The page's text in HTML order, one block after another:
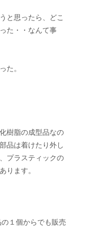
思ったら、どこ
た・・なんて事
た。
樹脂の成型品なの
品は着けたり外し
プラスティックの
ります。
１個からでも販売